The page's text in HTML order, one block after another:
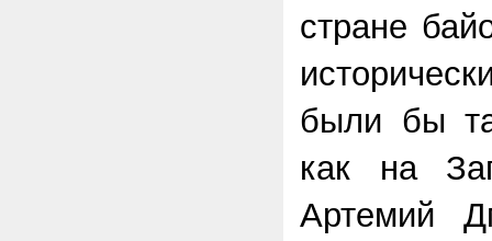
стране
были бы
как на
Артемий